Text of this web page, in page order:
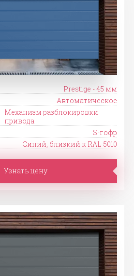
Prestige - 45 мм
Автоматическое
Механизм разблокировки
привода
S-гофр
Синий, близкий к RAL 5010
Узнать цену